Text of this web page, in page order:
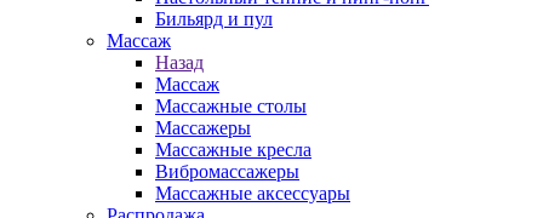
Бильярд и пул
Массаж
Назад
Массаж
Массажные столы
Массажеры
Массажные кресла
Вибромассажеры
Массажные аксессуары